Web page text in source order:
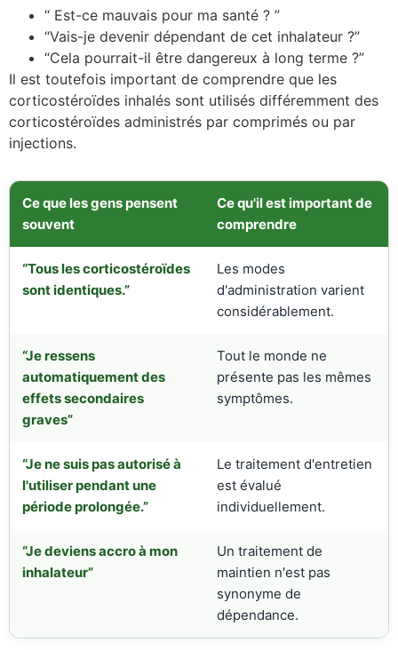
“ Est-ce mauvais pour ma santé ? ”
“Vais-je devenir dépendant de cet inhalateur ?”
“Cela pourrait-il être dangereux à long terme ?”
Il est toutefois important de comprendre que les
corticostéroïdes inhalés sont utilisés différemment des
corticostéroïdes administrés par comprimés ou par
injections.
Ce que les gens pensent
souvent
Ce qu'il est important de
comprendre
“Tous les corticostéroïdes
sont identiques.”
Les modes
d'administration varient
considérablement.
“Je ressens
automatiquement des
effets secondaires
graves”
Tout le monde ne
présente pas les mêmes
symptômes.
“Je ne suis pas autorisé à
l'utiliser pendant une
période prolongée.”
Le traitement d'entretien
est évalué
individuellement.
“Je deviens accro à mon
inhalateur”
Un traitement de
maintien n'est pas
synonyme de
dépendance.